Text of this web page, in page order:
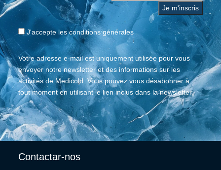
J'accepte lesconditions générales
Votre adresse e-mail est uniquement utilisée pour vous
envoyer notre newsletter et des informations sur les
activités de Medicold. Vous pouvez vous désabonner à
tout moment en utilisant le lien inclus dans la newsletter.
Contactar-nos